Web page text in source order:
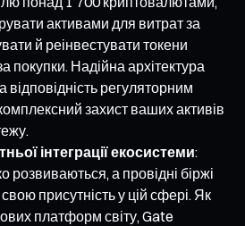
активами для витрат за
й реінвестувати токени
покупки. Надійна архітектура
регуляторним
захист ваших активів
інтеграції екосистеми:
розвиваються, а провідні біржі
присутність у цій сфері. Як
платформ світу, Gate